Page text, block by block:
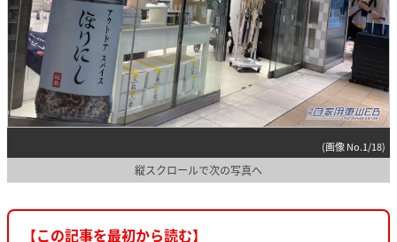
(画像 No.1/18)
縦スクロールで次の写真へ
【この記事を最初から読む】